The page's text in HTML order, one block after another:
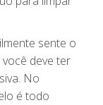
sente o
deve ter
No
é todo